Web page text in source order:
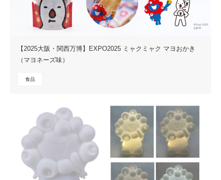
【2025大阪・関西万博】EXPO2025 ミャクミャク マヨおかき
（マヨネーズ味）
食品